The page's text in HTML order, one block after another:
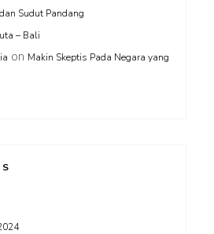
Sudut Pandang
– Bali
on Makin Skeptis Pada Negara yang